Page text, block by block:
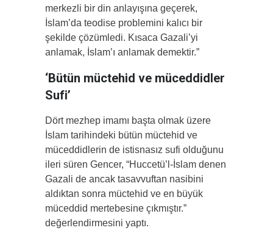
merkezli bir din anlayışına geçerek,
İslam’da teodise problemini kalıcı bir
şekilde çözümledi. Kısaca Gazali’yi
anlamak, İslam’ı anlamak demektir.”
‘Bütün müctehid ve müceddidler
Sufi’
Dört mezhep imamı başta olmak üzere
İslam tarihindeki bütün müctehid ve
müceddidlerin de istisnasız sufi olduğunu
ileri süren Gencer, “Huccetü’l-İslam denen
Gazali de ancak tasavvuftan nasibini
aldıktan sonra müctehid ve en büyük
müceddid mertebesine çıkmıştır.”
değerlendirmesini yaptı.